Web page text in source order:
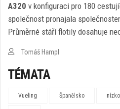
A320 v konfiguraci pro 180
společnost pronajala
Průměrné stáří flotily dosahuje
Tomáš Hampl
TÉMATA
Vueling Španělsko